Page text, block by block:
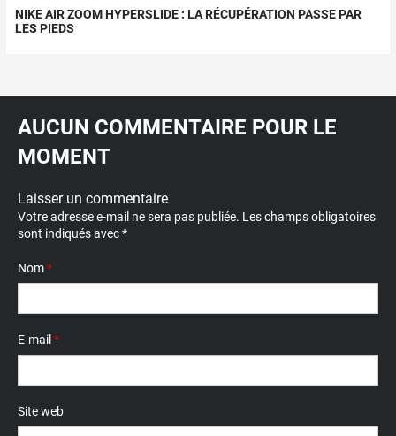
NIKE AIR ZOOM HYPERSLIDE : LA RÉCUPÉRATION PASSE PAR
LES PIEDS
AUCUN COMMENTAIRE POUR LE
MOMENT
Laisser un commentaire
Votre adresse e-mail ne sera pas publiée. Les champs obligatoires
sont indiqués avec*
Nom*
E-mail *
Site web